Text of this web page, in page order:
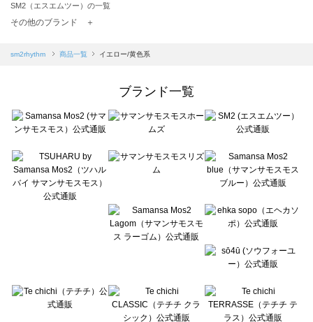
SM2（エスエムツー）の一覧
TSUHARU by Samansa Mos2（ツハルバイサマンサモスモス）の一覧
Samansa Mos2 blue（サマンサモスモス ブルー）の一覧
Te chichi（テチチ）の一覧
Te chichi CLASSIC（テチチ クラシック）の一覧
Lugnoncure（ルノンキュール）の一覧
BETTY'S BLUE（べティーズブルー）の一覧
Wpc.（ワールドパーティー）の一覧
その他のブランド ＋
sm2rhythm 商品一覧 イエロー/黄色系
ブランド一覧